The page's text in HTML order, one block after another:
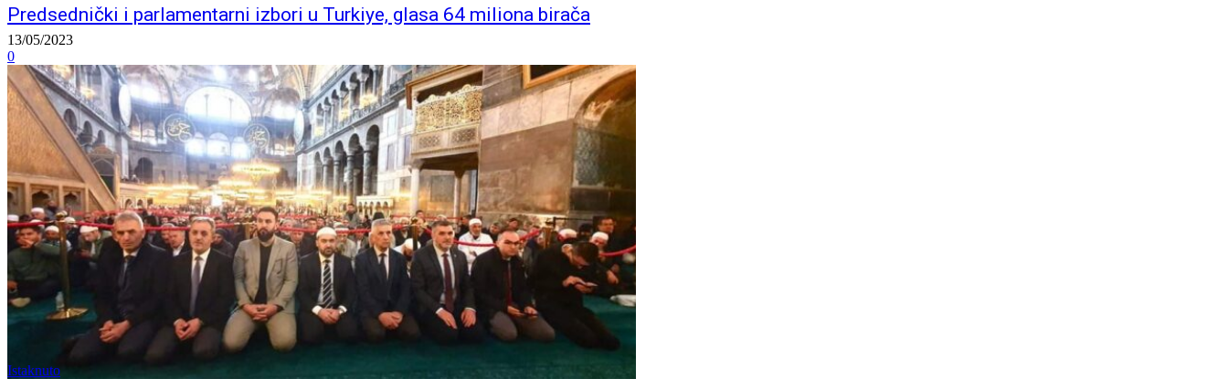
Predsednički i parlamentarni izbori u Turkiye, glasa 64 miliona birača
13/05/2023
0
Istaknuto